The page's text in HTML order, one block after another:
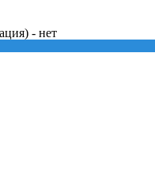
- нет